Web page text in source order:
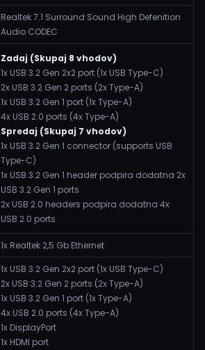
Realtek 7.1 Surround Sound High Defenition
Audio CODEC
Zadaj (Skupaj 8 vhodov)
1x USB 3.2 Gen 2x2 port (1x USB Type-C)
2x USB 3.2 Gen 2 ports (2x Type-A)
1x USB 3.2 Gen 1 port (1x Type-A)
4x USB 2.0 ports (4x Type-A)
Spredaj (Skupaj 7 vhodov)
1x USB 3.2 Gen 1 connector (supports USB
Type-C)
1x USB 3.2 Gen 1 header podpira dodatna 2x
USB 3.2 Gen 1 ports
2x USB 2.0 headers podpira dodatna 4x
USB 2.0 ports
1x Realtek 2,5 Gb Ethernet
1x USB 3.2 Gen 2x2 port (1x USB Type-C)
2x USB 3.2 Gen 2 ports (2x Type-A)
1x USB 3.2 Gen 1 port (1x Type-A)
4x USB 2.0 ports (4x Type-A)
1x DisplayPort
1x HDMI port